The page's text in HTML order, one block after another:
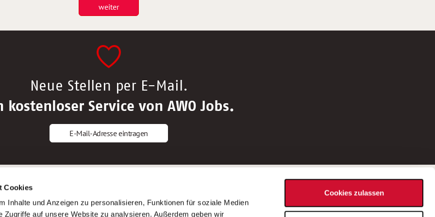
Cookies
Inhalte und Anzeigen zu personalisieren, Funktionen für soziale Medien
Zugriffe auf unsere Website zu analysieren. Außerdem geben wir
Cookies zulassen
weiter
Neue Stellen per E-Mail.
kostenloser Service von AWO Jobs.
E-Mail-Adresse eintragen
Altenpfleger*in
Krankenpfleger*in
AWO Gliederungen nach Bundesland
Stellenangebote nach Bundesländern